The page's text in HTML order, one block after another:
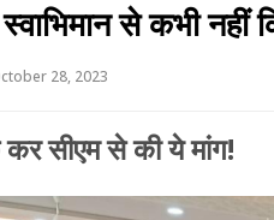
स्वाभिमान से कभी नहीं
28, 2023
सीएम से की ये मांग!